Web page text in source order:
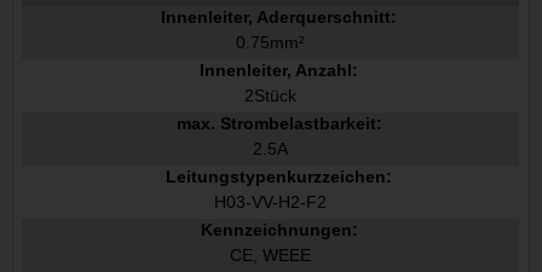
Innenleiter, Aderquerschnitt:
0.75mm²
Innenleiter, Anzahl:
2Stück
max. Strombelastbarkeit:
2.5A
Leitungstypenkurzzeichen:
H03-VV-H2-F2
Kennzeichnungen:
CE, WEEE